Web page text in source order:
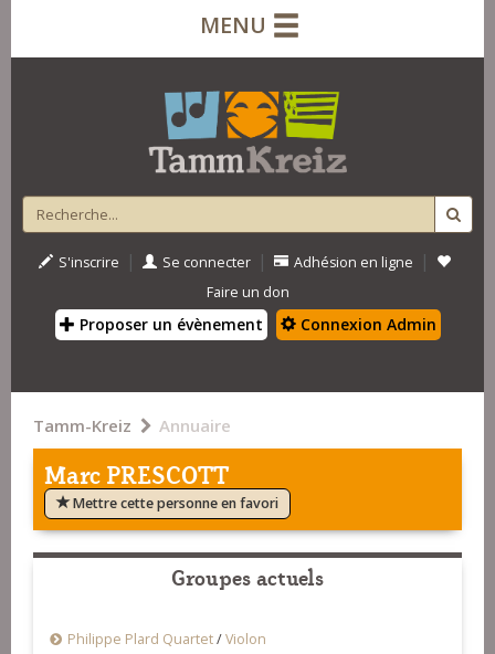
MENU
S'inscrire | Se connecter | Adhésion en ligne |
Faire un don
Proposer un évènement Connexion Admin
Tamm-Kreiz Annuaire
Marc PRESCOTT
Mettre cette personne en favori
Groupes actuels
Philippe Plard Quartet/Violon